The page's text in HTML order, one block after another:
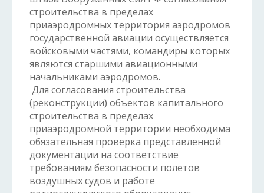
строительства в пределах
приаэродромных территория аэродромов
государственной авиации осуществляется
войсковыми частями, командиры которых
являются старшими авиационными
начальниками аэродромов.
Для согласования строительства
(реконструкции) объектов капитального
строительства в пределах
приаэродромной территории необходима
обязательная проверка представленной
документации на соответствие
требованиям безопасности полетов
воздушных судов и работе